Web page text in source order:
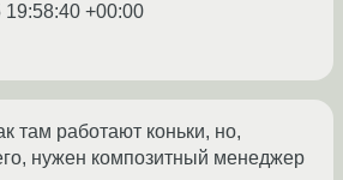
19:58:40 +00:00
там работают коньки, но,
нужен композитный менеджер